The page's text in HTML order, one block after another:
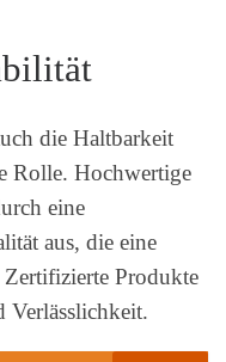
die Haltbarkeit
Rolle. Hochwertige
eine
aus, die eine
Produkte
Verlässlichkeit.